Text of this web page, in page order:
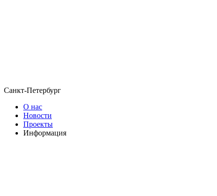
Санкт-Петербург
О нас
Новости
Проекты
Информация